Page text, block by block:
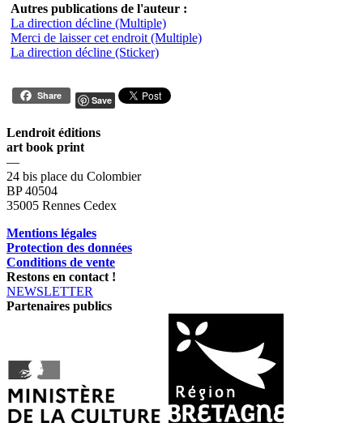
Autres publications de l'auteur :
La direction décline (Multiple)
Merci de laisser cet endroit (Multiple)
La direction décline (Sticker)
Share Save
Lendroit éditions
art book print
—
24 bis place du Colombier
BP 40504
35005 Rennes Cedex
Mentions légales
Protection des données
Conditions de vente
Restons en contact !
NEWSLETTER
Partenaires publics